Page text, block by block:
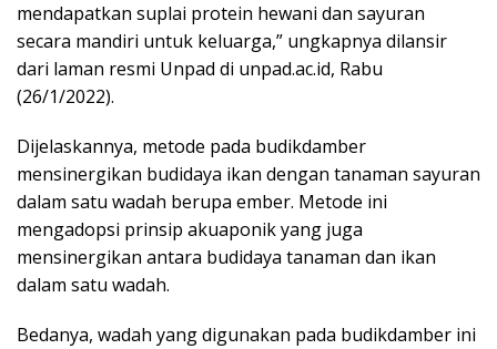
mendapatkan suplai protein hewani dan sayuran
secara mandiri untuk keluarga,” ungkapnya dilansir
dari laman resmi Unpad di unpad.ac.id, Rabu
(26/1/2022).
Dijelaskannya, metode pada budikdamber
mensinergikan budidaya ikan dengan tanaman sayuran
dalam satu wadah berupa ember. Metode ini
mengadopsi prinsip akuaponik yang juga
mensinergikan antara budidaya tanaman dan ikan
dalam satu wadah.
Bedanya, wadah yang digunakan pada budikdamber ini